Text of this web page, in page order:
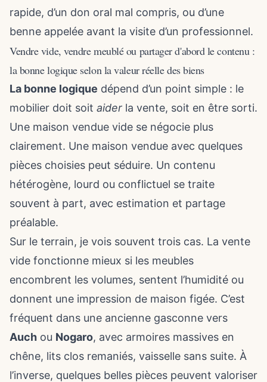
rapide, d’un don oral mal compris, ou d’une
benne appelée avant la visite d’un professionnel.
Vendre vide, vendre meublé ou partager d'abord le contenu :
la bonne logique selon la valeur réelle des biens
La bonne logique dépend d’un point simple : le
mobilier doit soit aider la vente, soit en être sorti.
Une maison vendue vide se négocie plus
clairement. Une maison vendue avec quelques
pièces choisies peut séduire. Un contenu
hétérogène, lourd ou conflictuel se traite
souvent à part, avec estimation et partage
préalable.
Sur le terrain, je vois souvent trois cas. La vente
vide fonctionne mieux si les meubles
encombrent les volumes, sentent l’humidité ou
donnent une impression de maison figée. C’est
fréquent dans une ancienne gasconne vers
Auch ou Nogaro, avec armoires massives en
chêne, lits clos remaniés, vaisselle sans suite. À
l’inverse, quelques belles pièces peuvent valoriser